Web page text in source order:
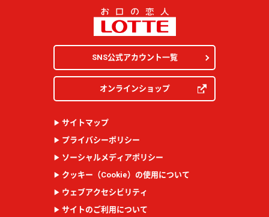
SNS公式アカウント一覧
オンラインショップ
サイトマップ
プライバシーポリシー
ソーシャルメディアポリシー
クッキー（Cookie）の使用について
ウェブアクセシビリティ
サイトのご利用について